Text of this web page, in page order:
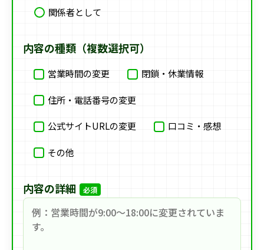
関係者として
内容の種類（複数選択可）
営業時間の変更 閉鎖・休業情報
住所・電話番号の変更
公式サイトURLの変更 口コミ・感想
その他
内容の詳細 必須